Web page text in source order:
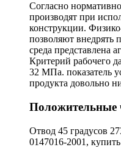
Согласно
производят при
конструкции.
позволяют внедрять
среда представлена
Критерий рабочего
32 МПа. показатель
продукта довольно
Положительные
Отвод 45 градусов
0147016-2001,